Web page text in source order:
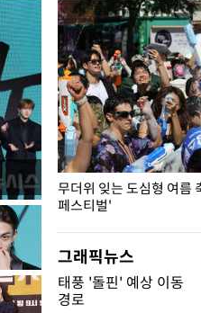
무더위 잊는 도심형 여름
페스티벌'
그래픽뉴스
태풍 '돌핀' 예상 이동
경로